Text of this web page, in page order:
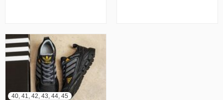
40, 41, 42, 43, 44, 45